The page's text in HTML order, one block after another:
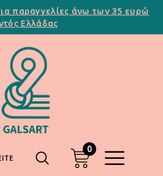
παραγγελίες άνω των 35 ευρώ
Ελλάδας
0